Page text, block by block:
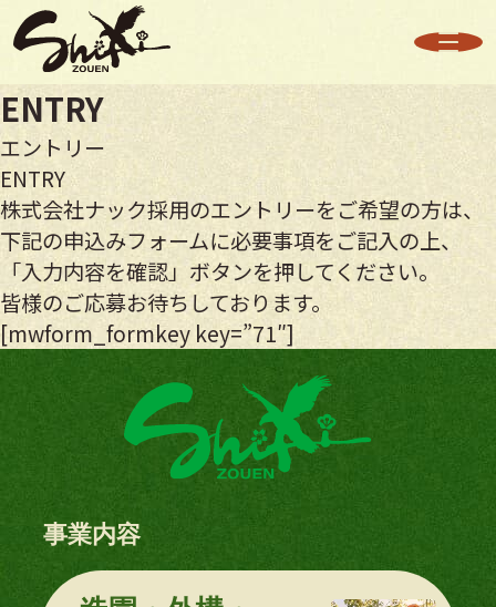
ENTRY
エントリー
ENTRY
株式会社ナック採用のエントリーをご希望の方は、
下記の申込みフォームに必要事項をご記入の上、
「入力内容を確認」ボタンを押してください。
皆様のご応募お待ちしております。
[mwform_formkey key=”71″]
事業内容